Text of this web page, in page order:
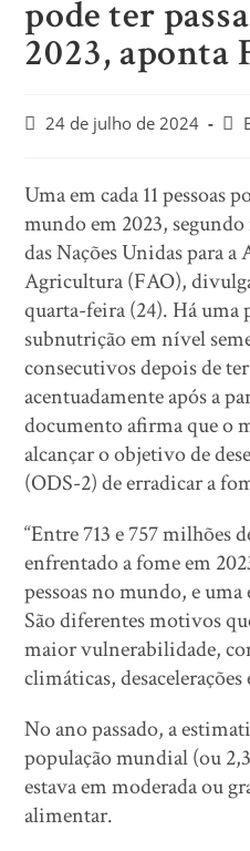
pode ter
2023, aponta
24 de julho de 2024
Uma em cada 11 pessoas
mundo em 2023,
das Nações Unidas para a
Agricultura (FAO),
quarta-feira (24). Há uma
subnutrição em nível
consecutivos depois de
acentuadamente após a
documento afirma que o
alcançar o objetivo de
(ODS-2) de erradicar a
“Entre 713 e 757 milhões
enfrentado a fome em
pessoas no mundo, e
São diferentes motivos
maior vulnerabilidade,
climáticas, desacelerações
No ano passado, a
população mundial (ou
estava em moderada ou
alimentar.